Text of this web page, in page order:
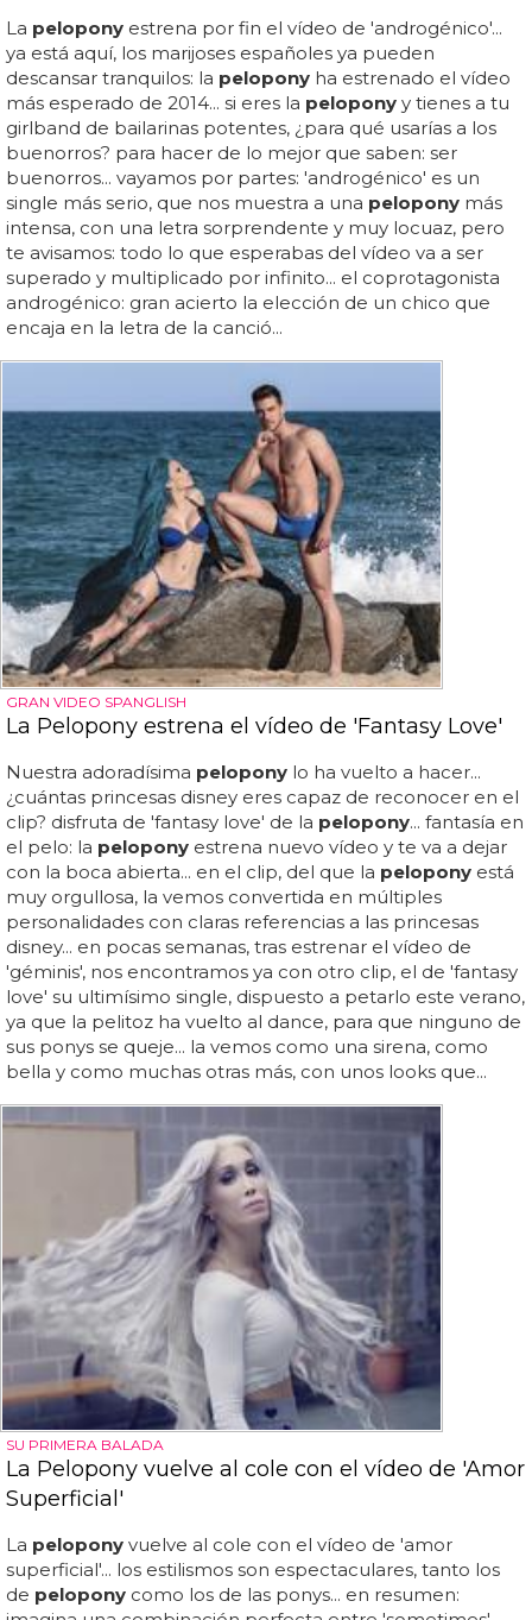
La pelopony estrena por fin el vídeo de 'androgénico'...
ya está aquí, los marijoses españoles ya pueden
descansar tranquilos: la pelopony ha estrenado el vídeo
más esperado de 2014... si eres la pelopony y tienes a tu
girlband de bailarinas potentes, ¿para qué usarías a los
buenorros? para hacer de lo mejor que saben: ser
buenorros... vayamos por partes: 'androgénico' es un
single más serio, que nos muestra a una pelopony más
intensa, con una letra sorprendente y muy locuaz, pero
te avisamos: todo lo que esperabas del vídeo va a ser
superado y multiplicado por infinito... el coprotagonista
androgénico: gran acierto la elección de un chico que
encaja en la letra de la canció...
GRAN VIDEO SPANGLISH
La Pelopony estrena el vídeo de 'Fantasy Love'
Nuestra adoradísima pelopony lo ha vuelto a hacer...
¿cuántas princesas disney eres capaz de reconocer en el
clip? disfruta de 'fantasy love' de la pelopony... fantasía en
el pelo: la pelopony estrena nuevo vídeo y te va a dejar
con la boca abierta... en el clip, del que la pelopony está
muy orgullosa, la vemos convertida en múltiples
personalidades con claras referencias a las princesas
disney... en pocas semanas, tras estrenar el vídeo de
'géminis', nos encontramos ya con otro clip, el de 'fantasy
love' su ultimísimo single, dispuesto a petarlo este verano,
ya que la pelitoz ha vuelto al dance, para que ninguno de
sus ponys se queje... la vemos como una sirena, como
bella y como muchas otras más, con unos looks que...
SU PRIMERA BALADA
La Pelopony vuelve al cole con el vídeo de 'Amor
Superficial'
La pelopony vuelve al cole con el vídeo de 'amor
superficial'... los estilismos son espectaculares, tanto los
de pelopony como los de las ponys... en resumen: